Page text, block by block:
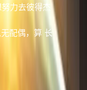
力去彼得杰
配偶，算 长